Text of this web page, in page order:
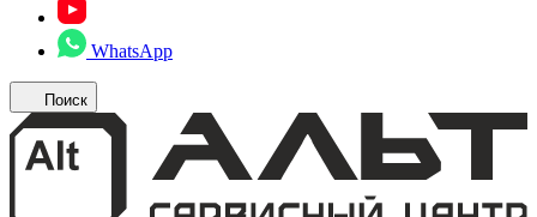
WhatsApp
Поиск